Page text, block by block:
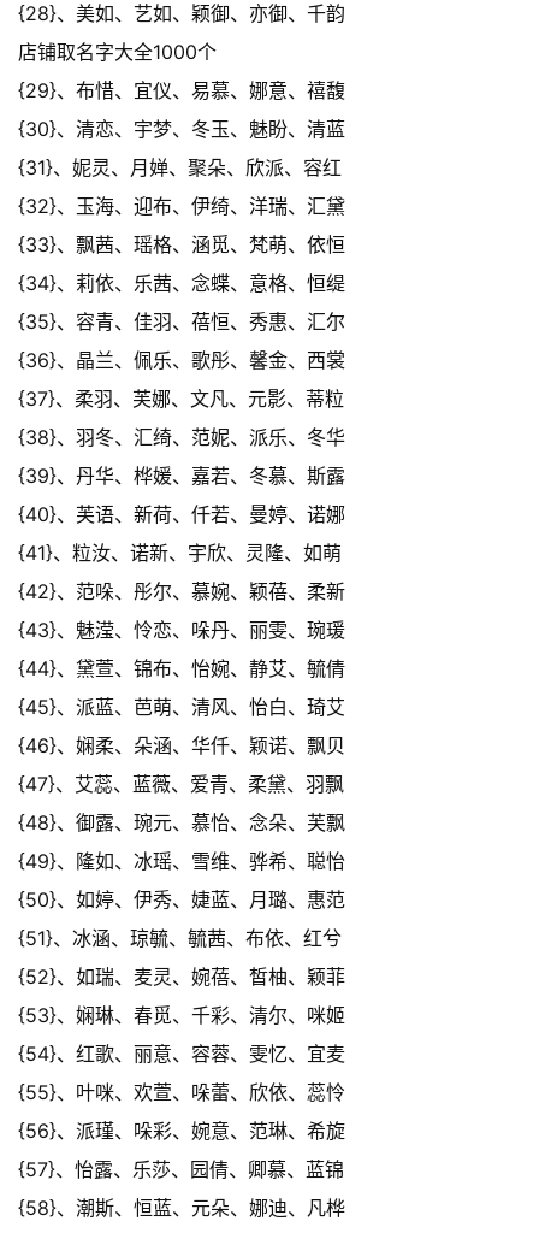
{28}、美如、艺如、颖御、亦御、千韵
店铺取名字大全1000个
{29}、布惜、宜仪、易慕、娜意、禧馥
{30}、清恋、宇梦、冬玉、魅盼、清蓝
{31}、妮灵、月婵、聚朵、欣派、容红
{32}、玉海、迎布、伊绮、洋瑞、汇黛
{33}、飘茜、瑶格、涵觅、梵萌、依恒
{34}、莉依、乐茜、念蝶、意格、恒缇
{35}、容青、佳羽、蓓恒、秀惠、汇尔
{36}、晶兰、佩乐、歌彤、馨金、西裳
{37}、柔羽、芙娜、文凡、元影、蒂粒
{38}、羽冬、汇绮、范妮、派乐、冬华
{39}、丹华、桦媛、嘉若、冬慕、斯露
{40}、芙语、新荷、仟若、曼婷、诺娜
{41}、粒汝、诺新、宇欣、灵隆、如萌
{42}、范哚、彤尔、慕婉、颖蓓、柔新
{43}、魅滢、怜恋、哚丹、丽雯、琬瑗
{44}、黛萱、锦布、怡婉、静艾、毓倩
{45}、派蓝、芭萌、清风、怡白、琦艾
{46}、娴柔、朵涵、华仟、颖诺、飘贝
{47}、艾蕊、蓝薇、爱青、柔黛、羽飘
{48}、御露、琬元、慕怡、念朵、芙飘
{49}、隆如、冰瑶、雪维、骅希、聪怡
{50}、如婷、伊秀、婕蓝、月璐、惠范
{51}、冰涵、琼毓、毓茜、布依、红兮
{52}、如瑞、麦灵、婉蓓、皙柚、颖菲
{53}、娴琳、春觅、千彩、清尔、咪姬
{54}、红歌、丽意、容蓉、雯忆、宜麦
{55}、叶咪、欢萱、哚蕾、欣依、蕊怜
{56}、派瑾、哚彩、婉意、范琳、希旋
{57}、怡露、乐莎、园倩、卿慕、蓝锦
{58}、潮斯、恒蓝、元朵、娜迪、凡桦